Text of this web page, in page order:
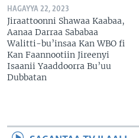
HAGAYYA 22, 2023
Jiraattoonni Shawaa Kaabaa,
Aanaa Darraa Sababaa
Walitti-bu’insaa Kan WBO fi
Kan Faannootiin Jireenyi
Isaanii Yaaddoorra Bu’uu
Dubbatan